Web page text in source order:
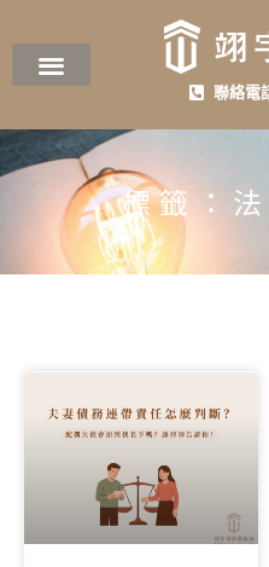
聯絡電
標籤：